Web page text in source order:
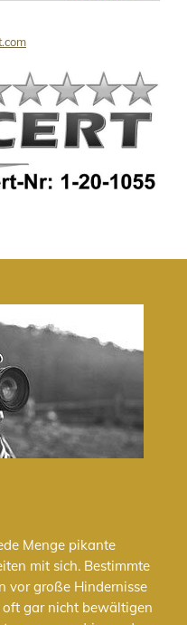
Menge pikante
mit sich. Bestimmte
vor große Hindernisse
gar nicht bewältigen